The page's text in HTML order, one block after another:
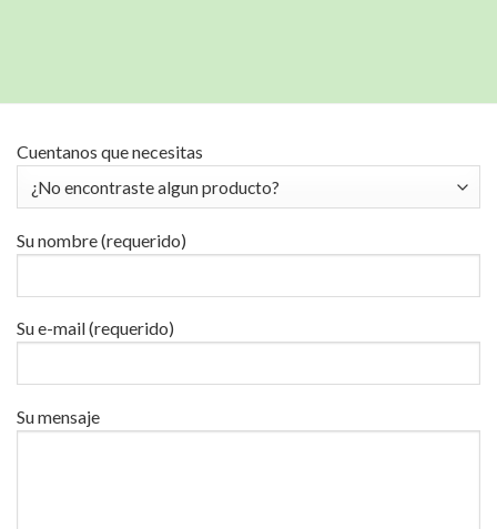
Cuentanos que necesitas
Su nombre (requerido)
Su e-mail (requerido)
Su mensaje